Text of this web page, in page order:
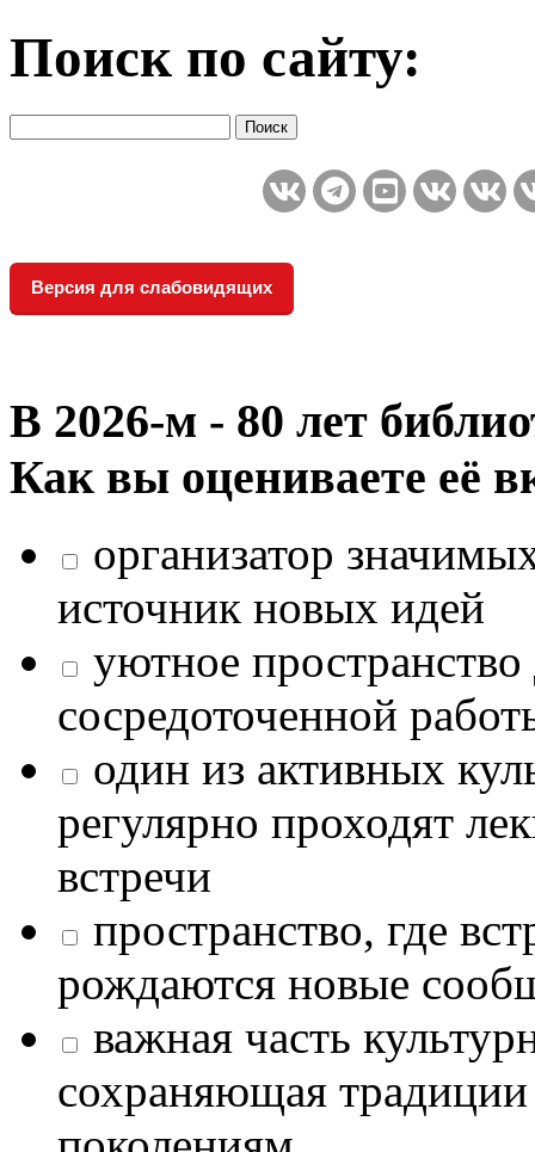
Поиск по сайту:
Версия для слабовидящих
В 2026‑м - 80 лет
Как вы оцениваете её
организатор
источник новых идей
уютное
сосредоточенной
один из активных
регулярно проходят
встречи
пространство, где
рождаются новые
важная часть
сохраняющая